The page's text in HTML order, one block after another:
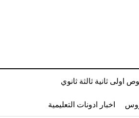
اولى ثانية ثالثة ثانوي
اخبار ادونات التعليمية